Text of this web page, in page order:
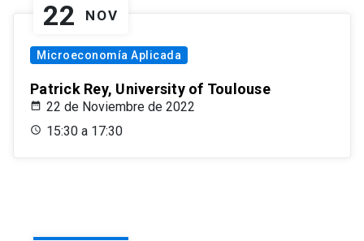
22 NOV
Microeconomía Aplicada
Patrick Rey, University of Toulouse
22 de Noviembre de 2022
15:30 a 17:30